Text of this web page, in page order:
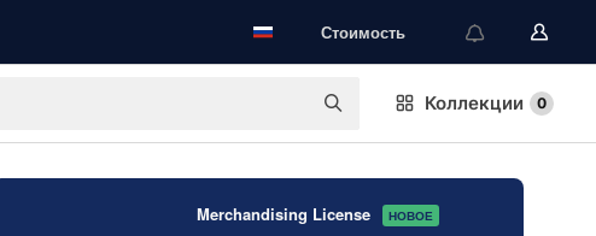
Стоимость
Коллекции 0
Merchandising License НОВОЕ